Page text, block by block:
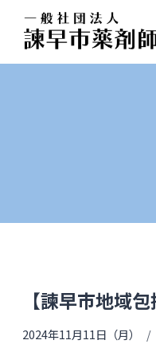
【諫早市地域
2024年11月11日（月）